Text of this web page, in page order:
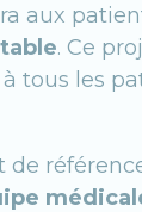
aux
. Ce
à tous les